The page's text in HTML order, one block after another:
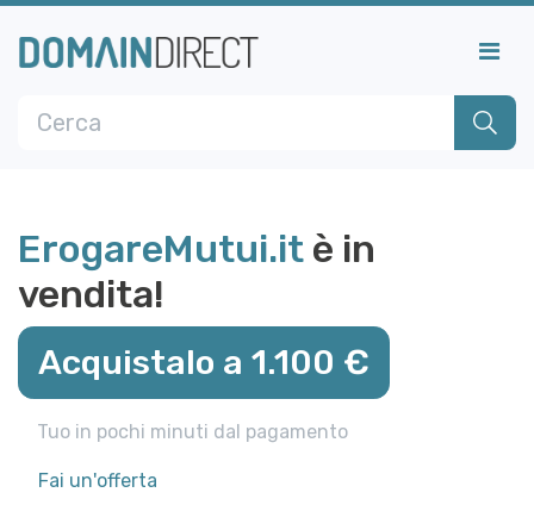
ErogareMutui.it è in
vendita!
Acquistalo a 1.100 €
Tuo in pochi minuti dal pagamento
Fai un'offerta